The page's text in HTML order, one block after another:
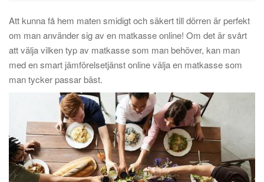
Att kunna få hem maten smidigt och säkert till dörren är perfekt
om man använder sig av en matkasse online! Om det är svårt
att välja vilken typ av matkasse som man behöver, kan man
med en smart jämförelsetjänst online välja en matkasse som
man tycker passar bäst.